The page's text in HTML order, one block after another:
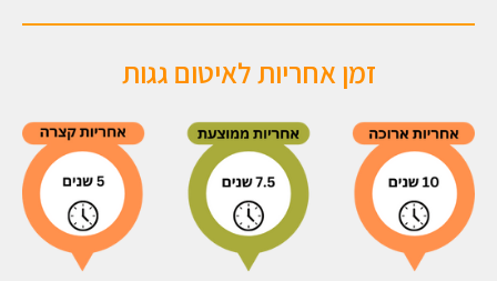
זמן אחריות לאיטום גגות